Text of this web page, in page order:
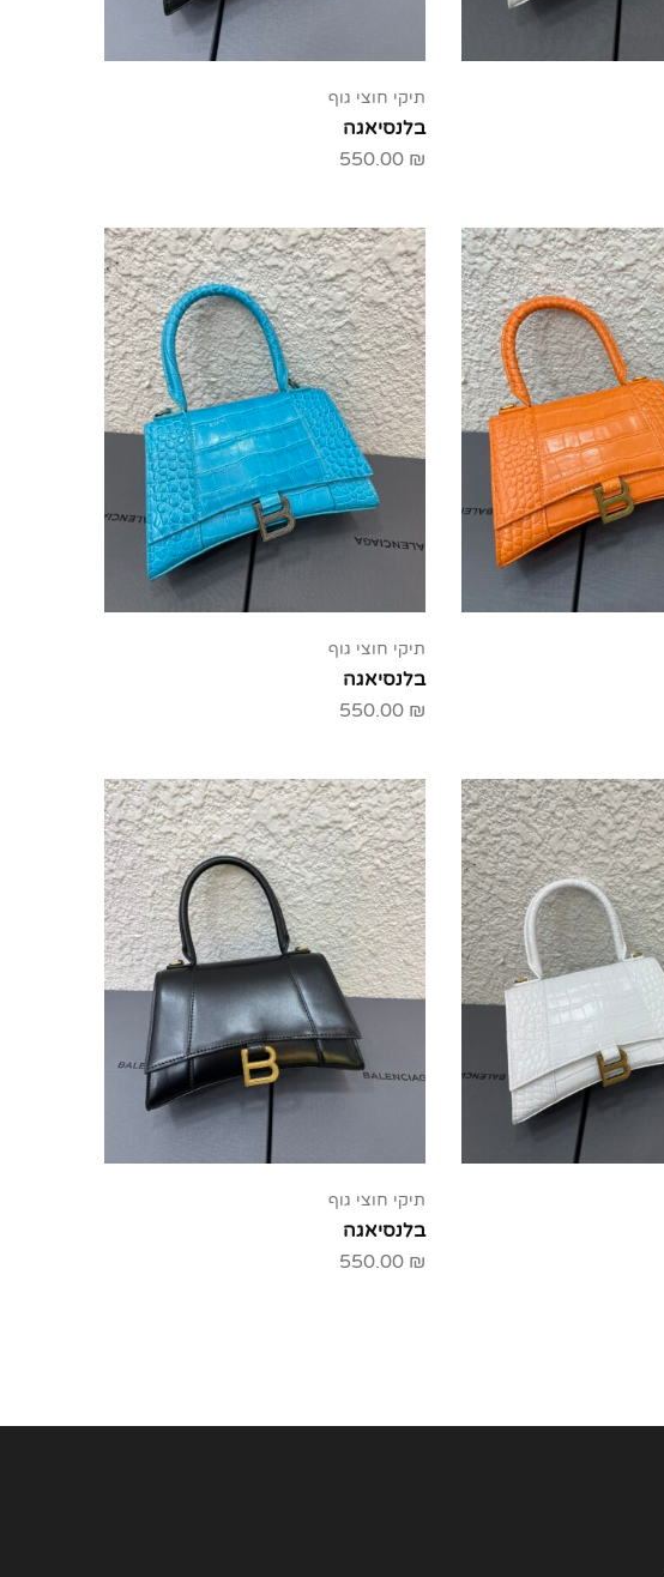
תיקי חוצי גוף
בלנסיאגה
550.00 ₪
תיקי חוצי גוף
בלנסיאגה
550.00 ₪
תיקי חוצי גוף
בלנסיאגה
550.00 ₪